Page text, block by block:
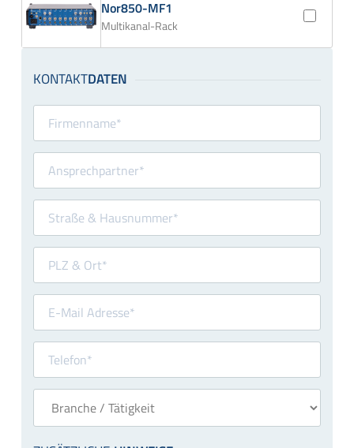
Nor850-MF1
Multikanal-Rack